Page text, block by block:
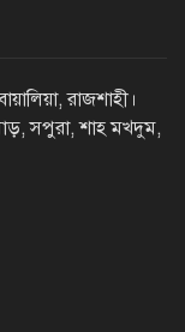
সাত বছরের মধ্যে
ও
রাজশাহী।
সপুরা, শাহ মখদুম,